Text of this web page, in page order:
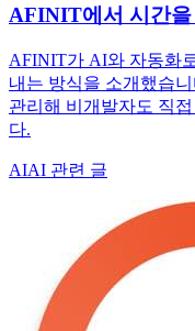
AFINIT에서 시간을
AFINIT가 AI와 자동화
내는 방식을 소개했습
관리해 비개발자도 직
다.
AIAI 관련 글